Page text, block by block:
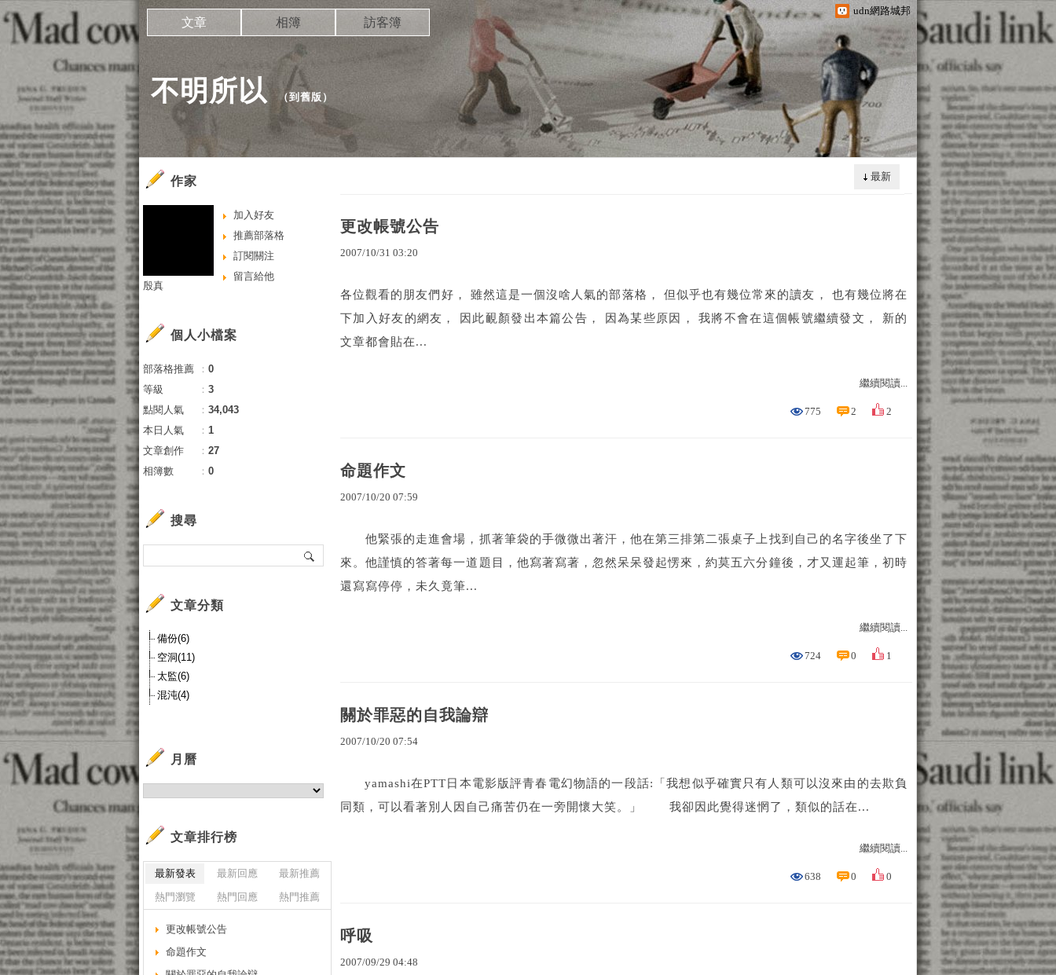
udn網路城邦
不明所以 （到舊版 ）
文章 相簿 訪客簿
最新
更改帳號公告
2007/10/31 03:20
各位觀看的朋友們好， 雖然這是一個沒啥人氣的部落格， 但似乎也有幾位常來的讀友， 也有幾位將在
下加入好友的網友， 因此靦顏發出本篇公告， 因為某些原因， 我將不會在這個帳號繼續發文， 新的
文章都會貼在...
繼續閱讀...
775 2 2
命題作文
2007/10/20 07:59
他緊張的走進會場，抓著筆袋的手微微出著汗，他在第三排第二張桌子上找到自己的名字後坐了下
來。他謹慎的答著每一道題目，他寫著寫著，忽然呆呆發起愣來，約莫五六分鐘後，才又運起筆，初時
還寫寫停停，未久竟筆...
繼續閱讀...
724 0 1
關於罪惡的自我論辯
2007/10/20 07:54
yamashi在PTT日本電影版評青春電幻物語的一段話:「我想似乎確實只有人類可以沒來由的去欺負
同類，可以看著別人因自己痛苦仍在一旁開懷大笑。」 我卻因此覺得迷惘了，類似的話在...
繼續閱讀...
638 0 0
呼吸
2007/09/29 04:48
作家
加入好友
推薦部落格
訂閱關注
留言給他
殷真
個人小檔案
部落格推薦 ： 0
等級
： 3
點閱人氣
： 34,043
本日人氣
： 1
文章創作
： 27
相簿數
： 0
搜尋
文章分類
備份(6)
空洞(11)
太監(6)
混沌(4)
月曆
文章排行榜
最新發表 最新回應
最新推薦
熱門瀏覽
熱門回應 熱門推薦
更改帳號公告
命題作文